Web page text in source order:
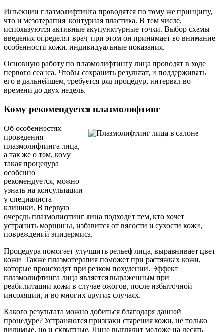
Инъекции плазмолифтинга проводятся по тому же принципу,
что и мезотерапия, контурная пластика. В том числе,
используются активные акупунктурные точки. Выбор схемы
введения определят врач, при этом он принимает во внимание
особенности кожи, индивидуальные показания.
Основную работу по плазмолифтингу лица проводят в ходе
первого сеанса. Чтобы сохранить результат, и поддерживать
его в дальнейшем, требуется ряд процедур, интервал во
времени до двух недель.
Кому рекомендуется плазмолифтинг
Об особенностях
проведения
плазмолифтинга лица,
а так же о том, кому
такая процедура
особенно
рекомендуется, можно
узнать на консультации
у специалиста
клиники. В первую
очередь плазмолифтинг лица подходит тем, кто хочет
устранить морщины, избавится от вялости и сухости кожи,
повреждений эпидермиса.
Процедура помогает улучшить рельеф лица, выравнивает цвет
кожи. Также плазмотерапия поможет при растяжках кожи,
которые происходят при резком похудении. Эффект
плазмолифтинга лица является выраженным при
реабилитации кожи в случае ожогов, после избыточной
инсоляции, и во многих других случаях.
Какого результата можно добиться благодаря данной
процедуре? Устраняются признаки старения кожи, не только
видимые, но и скрытные. Лицо выглядит моложе на десять